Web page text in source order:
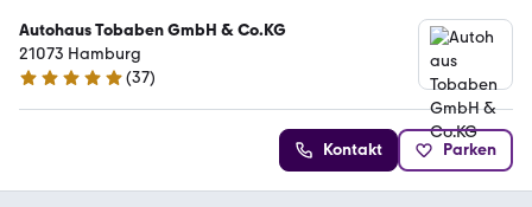
Autohaus Tobaben GmbH & Co.KG
21073 Hamburg
4.9 Sterne
(37)
Kontakt Parken